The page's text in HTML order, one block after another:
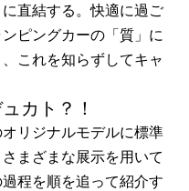
直結する。快適に過ご
ピングカーの「質」に
これを知らずしてキャ
カト？！
リジナルモデルに標準
まざまな展示を用いて
程を順を追って紹介す